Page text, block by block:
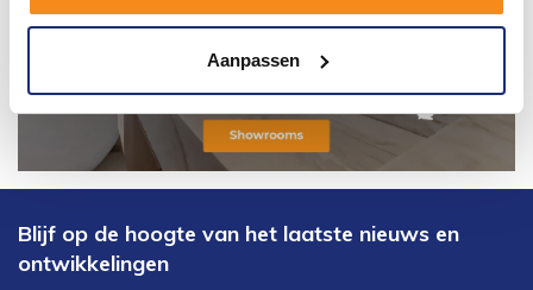
Aanpassen
Blijf op de hoogte van het laatste nieuws en
ontwikkelingen